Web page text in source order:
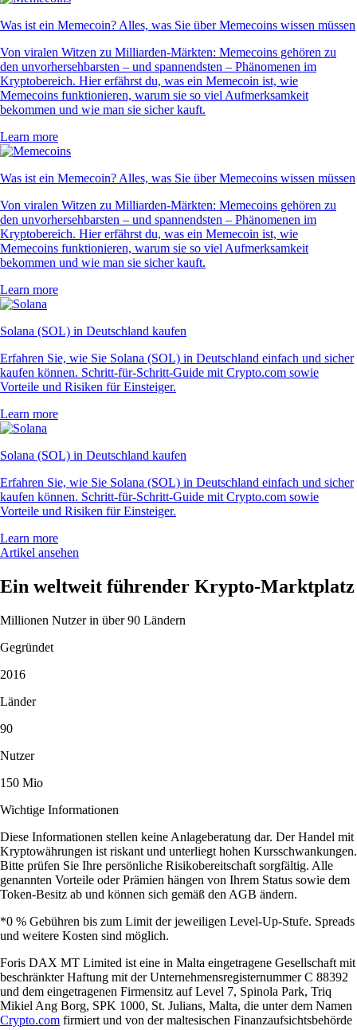
Was ist ein Memecoin? Alles, was Sie über Memecoins wissen müssen
Von viralen Witzen zu Milliarden-Märkten: Memecoins gehören zu
den unvorhersehbarsten – und spannendsten – Phänomenen im
Kryptobereich. Hier erfährst du, was ein Memecoin ist, wie
Memecoins funktionieren, warum sie so viel Aufmerksamkeit
bekommen und wie man sie sicher kauft.
Learn more
Was ist ein Memecoin? Alles, was Sie über Memecoins wissen müssen
Von viralen Witzen zu Milliarden-Märkten: Memecoins gehören zu
den unvorhersehbarsten – und spannendsten – Phänomenen im
Kryptobereich. Hier erfährst du, was ein Memecoin ist, wie
Memecoins funktionieren, warum sie so viel Aufmerksamkeit
bekommen und wie man sie sicher kauft.
Learn more
Solana (SOL) in Deutschland kaufen
Erfahren Sie, wie Sie Solana (SOL) in Deutschland einfach und sicher
kaufen können. Schritt-für-Schritt-Guide mit Crypto.com sowie
Vorteile und Risiken für Einsteiger.
Learn more
Solana (SOL) in Deutschland kaufen
Erfahren Sie, wie Sie Solana (SOL) in Deutschland einfach und sicher
kaufen können. Schritt-für-Schritt-Guide mit Crypto.com sowie
Vorteile und Risiken für Einsteiger.
Learn more
Artikel ansehen
Ein weltweit führender Krypto-Marktplatz
Millionen Nutzer in über 90 Ländern
Gegründet
2016
Länder
90
Nutzer
150 Mio
Wichtige Informationen
Diese Informationen stellen keine Anlageberatung dar. Der Handel mit
Kryptowährungen ist riskant und unterliegt hohen Kursschwankungen.
Bitte prüfen Sie Ihre persönliche Risikobereitschaft sorgfältig. Alle
genannten Vorteile oder Prämien hängen von Ihrem Status sowie dem
Token-Besitz ab und können sich gemäß den AGB ändern.
*0 % Gebühren bis zum Limit der jeweiligen Level-Up-Stufe. Spreads
und weitere Kosten sind möglich.
Foris DAX MT Limited ist eine in Malta eingetragene Gesellschaft mit
beschränkter Haftung mit der Unternehmensregisternummer C 88392
und dem eingetragenen Firmensitz auf Level 7, Spinola Park, Triq
Mikiel Ang Borg, SPK 1000, St. Julians, Malta, die unter dem Namen
Crypto.com firmiert und von der maltesischen Finanzaufsichtsbehörde